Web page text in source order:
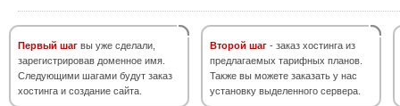
Первый шаг вы уже сделали,
зарегистрировав доменное имя.
Следующими шагами будут заказ
хостинга и создание сайта.
Второй шаг - заказ хостинга из
предлагаемых тарифных планов.
Также вы можете заказать у нас
установку выделенного сервера.